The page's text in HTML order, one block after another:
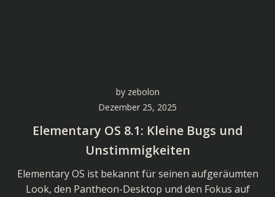
by zebolon
Dezember 25, 2025
Elementary OS 8.1: Kleine Bugs und
Unstimmigkeiten
Elementary OS ist bekannt für seinen aufgeräumten
Look, den Pantheon-Desktop und den Fokus auf